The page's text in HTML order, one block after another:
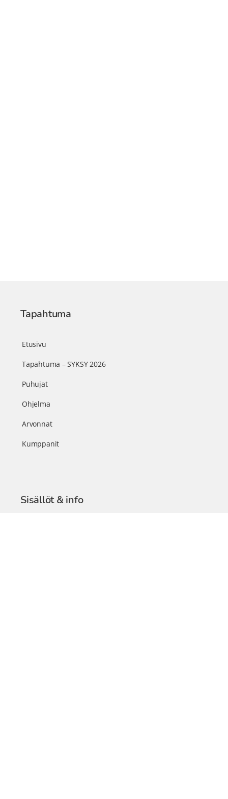
Tapahtuma
Etusivu
Tapahtuma – SYKSY 2026
Puhujat
Ohjelma
Arvonnat
Kumppanit
Sisällöt & info